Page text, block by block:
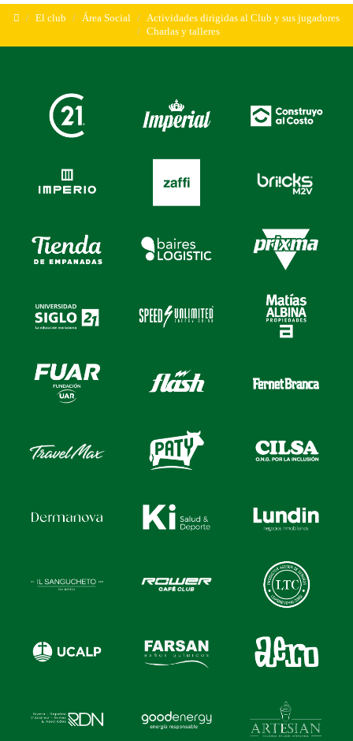
El club Área Social
Actividades dirigidas al Club y sus jugadores
Charlas y talleres